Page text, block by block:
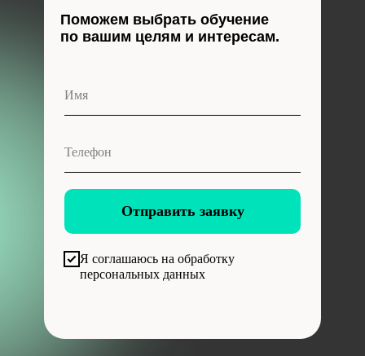
Отправить заявку
Я соглашаюсь на обработку
персональных данных
Поможем выбрать обучение
по вашим целям и интересам.